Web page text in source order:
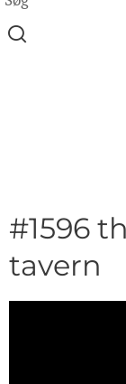
#1596
tavern